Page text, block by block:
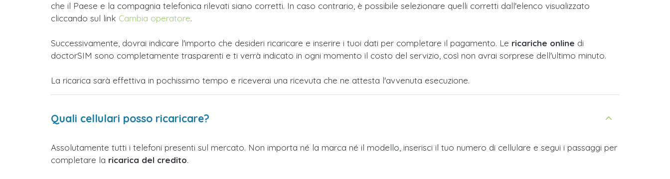
che il Paese e la compagnia telefonica rilevati siano corretti. In caso contrario, è possibile selezionare quelli corretti dall'elenco visualizzato
cliccando sul link Cambia operatore.
Successivamente, dovrai indicare l'importo che desideri ricaricare e inserire i tuoi dati per completare il pagamento. Le ricariche online di
doctorSIM sono completamente trasparenti e ti verrà indicato in ogni momento il costo del servizio, così non avrai sorprese dell'ultimo minuto.
La ricarica sarà effettiva in pochissimo tempo e riceverai una ricevuta che ne attesta l'avvenuta esecuzione.
Quali cellulari posso ricaricare?
Assolutamente tutti i telefoni presenti sul mercato. Non importa né la marca né il modello, inserisci il tuo numero di cellulare e segui i passaggi per
completare la ricarica del credito.